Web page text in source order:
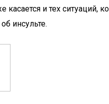
и тех ситуаций,
инсульте.